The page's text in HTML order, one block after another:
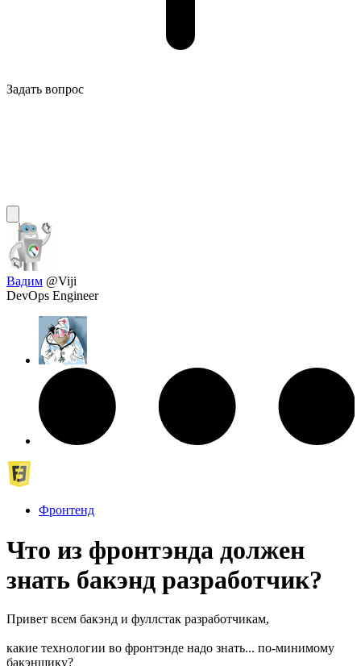
Задать вопрос
Вадим @Viji
DevOps Engineer
Фронтенд
Что из фронтэнда должен
знать бакэнд разработчик?
Привет всем бакэнд и фуллстак разработчикам,
какие технологии во фронтэнде надо знать... по-минимому
бакэнщику?